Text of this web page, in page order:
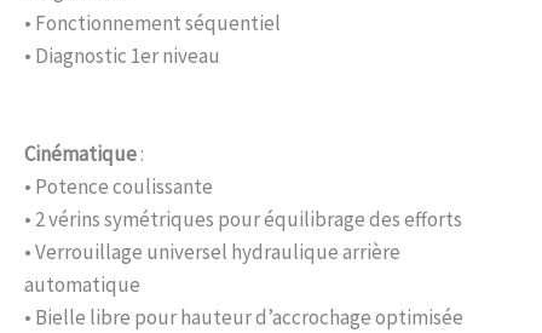
• Fonctionnement séquentiel
• Diagnostic 1er niveau
Cinématique:
• Potence coulissante
• 2 vérins symétriques pour équilibrage des efforts
• Verrouillage universel hydraulique arrière
automatique
• Bielle libre pour hauteur d’accrochage optimisée